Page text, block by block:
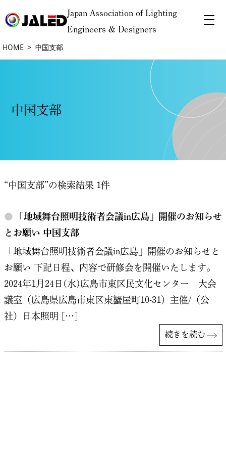
Japan Association of Lighting
Engineers & Designers
HOME 中国支部
中国支部
“中国支部”の検索結果 1件
●
「地域舞台照明技術者会議in広島」開催のお知らせ
とお願い 中国支部
「地域舞台照明技術者会議in広島」開催のお知らせと
お願い 下記日程、内容で研修会を開催いたします。
2024年1月24日(水)広島市東区民文化センター 大会
議室（広島県広島市東区東蟹屋町10-31）主催/（公
社）日本照明 […]
続きを読む